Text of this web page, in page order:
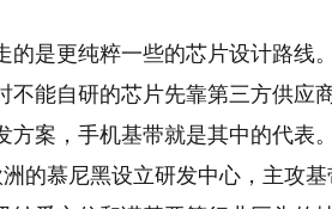
是更纯粹一些的芯片设计路线
能自研的芯片先靠第三方供应
案，手机基带就是其中的代表。
的慕尼黑设立研发中心，主攻基